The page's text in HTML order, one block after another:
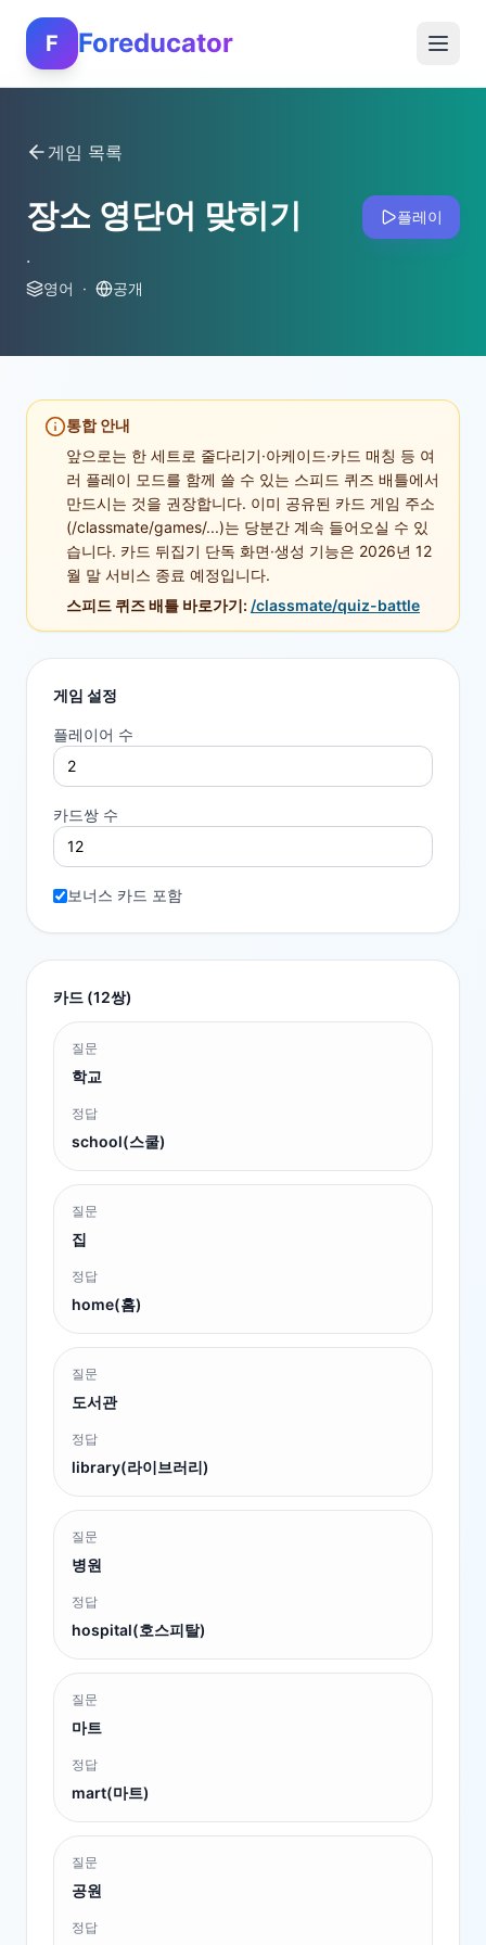
F Foreducator
게임 목록
장소 영단어 맞히기
.
영어 · 공개
플레이
통합 안내
앞으로는 한 세트로 줄다리기·아케이드·카드 매칭 등 여
러 플레이 모드를 함께 쓸 수 있는 스피드 퀴즈 배틀에서
만드시는 것을 권장합니다. 이미 공유된 카드 게임 주소
(/classmate/games/...)는 당분간 계속 들어오실 수 있
습니다. 카드 뒤집기 단독 화면·생성 기능은 2026년 12
월 말 서비스 종료 예정입니다.
스피드 퀴즈 배틀 바로가기: /classmate/quiz-battle
게임 설정
플레이어 수
카드쌍 수
보너스 카드 포함
카드 (12쌍)
질문
학교
정답
school(스쿨)
질문
집
정답
home(홈)
질문
도서관
정답
library(라이브러리)
질문
병원
정답
hospital(호스피탈)
질문
마트
정답
mart(마트)
질문
공원
정답